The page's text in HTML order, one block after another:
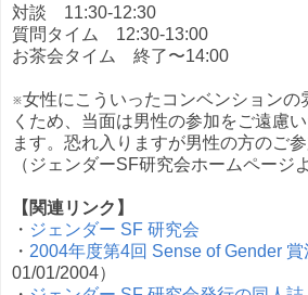
対談 11:30-12:30
質問タイム 12:30-13:00
お茶会タイム 終了〜14:00
※女性にこういったコンベンションの
くため、当面は男性の参加をご遠慮
ます。恐れ入りますが男性の方のご
（ジェンダーSF研究会ホームページ
【関連リンク】
・ ジェンダー SF 研究会
・ 2004年度第4回 Sense of Gender 賞
01/01/2004）